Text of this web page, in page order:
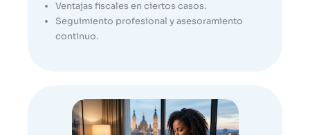
Ventajas fiscales en ciertos casos.
Seguimiento profesional y asesoramiento
continuo.